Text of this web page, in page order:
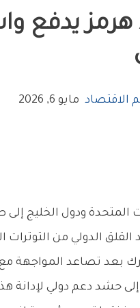
الاقتصاد مايو 6, 2026